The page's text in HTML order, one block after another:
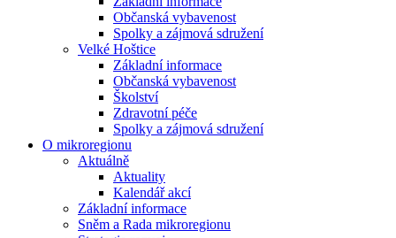
Občanská vybavenost
Spolky a zájmová sdružení
Velké Hoštice
Základní informace
Občanská vybavenost
Školství
Zdravotní péče
Spolky a zájmová sdružení
O mikroregionu
Aktuálně
Aktuality
Kalendář akcí
Základní informace
Sněm a Rada mikroregionu